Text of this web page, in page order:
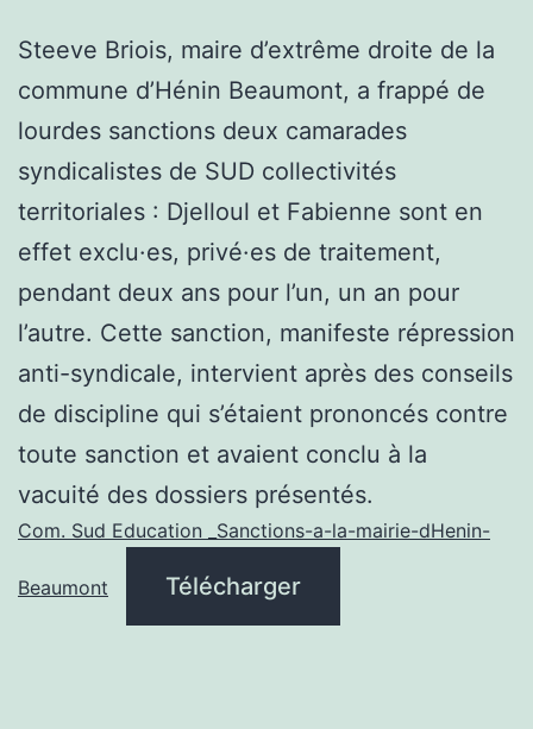
Steeve Briois, maire d’extrême droite de la
commune d’Hénin Beaumont, a frappé de
lourdes sanctions deux camarades
syndicalistes de SUD collectivités
territoriales : Djelloul et Fabienne sont en
effet exclu·es, privé·es de traitement,
pendant deux ans pour l’un, un an pour
l’autre. Cette sanction, manifeste répression
anti-syndicale, intervient après des conseils
de discipline qui s’étaient prononcés contre
toute sanction et avaient conclu à la
vacuité des dossiers présentés.
Com. Sud Education _Sanctions-a-la-mairie-dHenin-
Beaumont Télécharger